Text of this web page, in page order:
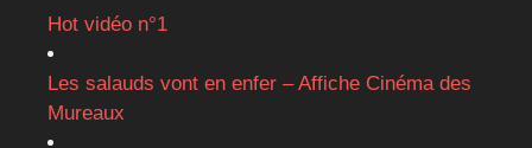
Hot vidéo n°1
Les salauds vont en enfer – Affiche Cinéma des
Mureaux